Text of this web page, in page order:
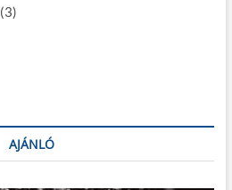
(3)
AJÁNLÓ